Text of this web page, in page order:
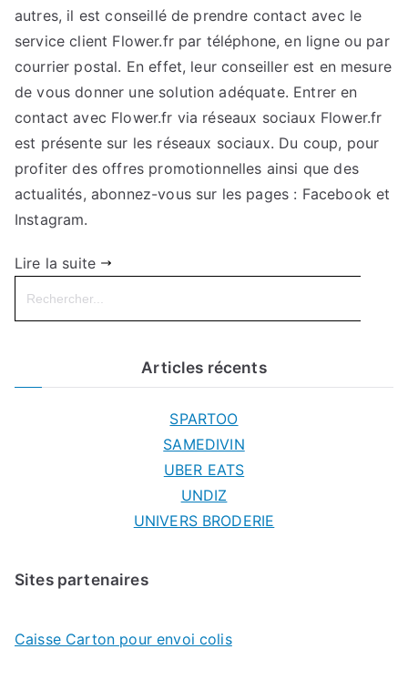
autres, il est conseillé de prendre contact avec le
service client Flower.fr par téléphone, en ligne ou par
courrier postal. En effet, leur conseiller est en mesure
de vous donner une solution adéquate. Entrer en
contact avec Flower.fr via réseaux sociaux Flower.fr
est présente sur les réseaux sociaux. Du coup, pour
profiter des offres promotionnelles ainsi que des
actualités, abonnez-vous sur les pages : Facebook et
Instagram.
Lire la suite
Search
for:
Articles récents
SPARTOO
SAMEDIVIN
UBER EATS
UNDIZ
UNIVERS BRODERIE
Sites partenaires
Caisse Carton pour envoi colis